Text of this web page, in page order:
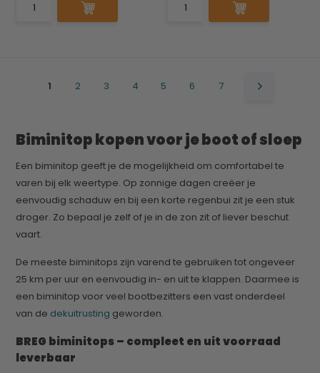
1 2 3 4 5 6 7
Biminitop kopen voor je boot of sloep
Een biminitop geeft je de mogelijkheid om comfortabel te
varen bij elk weertype. Op zonnige dagen creëer je
eenvoudig schaduw en bij een korte regenbui zit je een stuk
droger. Zo bepaal je zelf of je in de zon zit of liever beschut
vaart.
De meeste biminitops zijn varend te gebruiken tot ongeveer
25 km per uur en eenvoudig in- en uit te klappen. Daarmee is
een biminitop voor veel bootbezitters een vast onderdeel
van de dekuitrusting geworden.
BREG biminitops – compleet en uit voorraad
leverbaar